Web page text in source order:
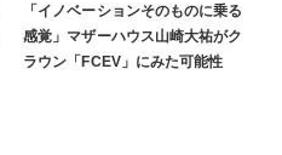
「イノベーションそのものに乗る
感覚」マザーハウス山崎大祐がク
ラウン「FCEV」にみた可能性